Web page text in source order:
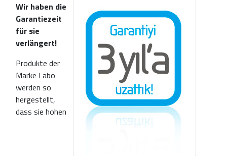
Wir haben die
Garantiezeit
für sie
verlängert!
Produkte der
Marke Labo
werden so
hergestellt,
dass sie hohen